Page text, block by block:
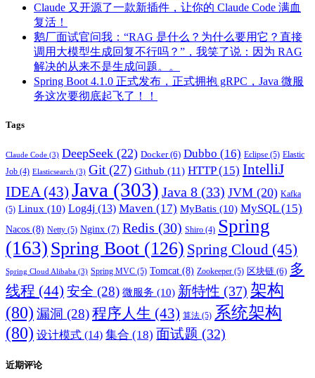
Claude 又开源了一款新插件，让你的 Claude Code 满血
复活！
鹅厂面试官问我：“RAG 是什么？为什么要用它？直接
调用大模型生成回复不行吗？”，我笑了说：因为 RAG
解决的从来不是生成问题。。
Spring Boot 4.1.0 正式发布，正式拥抱 gRPC，Java 微服
务这次要彻底起飞了！！
Tags
Claude Code (3) DeepSeek (22) Docker(6) Dubbo (16) Eclipse (5) Elastic
Job (4) Elasticsearch (3) Git (27) Github (11) HTTP(15) IntelliJ
IDEA(43) Java (303) Java 8 (33) JVM (20) Kafka
(5) Linux (10) Log4j (13) Maven (17) MyBatis (10) MySQL(15)
Nacos (8) Netty (5) Nginx (7) Redis (30) Shiro (4) Spring
(163) Spring Boot (126) Spring Cloud (45)
Spring Cloud Alibaba (3) Spring MVC (5) Tomcat (8) Zookeeper (5) 区块链 (6) 多
线程 (44) 安全 (28) 微服务 (10) 新特性 (37) 架构
(80) 漏洞 (28)程序人生 (43) 算法 (5) 系统架构
(80) 设计模式 (14) 集合 (18) 面试题 (32)
近期评论